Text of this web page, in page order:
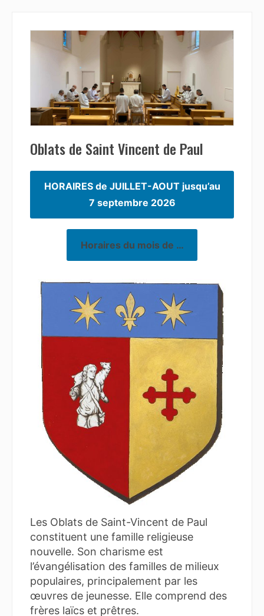
Oblats de Saint Vincent de Paul
HORAIRES de JUILLET-AOUT jusqu’au
7 septembre 2026
Horaires du mois de …
Les Oblats de Saint-Vincent de Paul
constituent une famille religieuse
nouvelle. Son charisme est
l’évangélisation des familles de milieux
populaires, principalement par les
œuvres de jeunesse. Elle comprend des
frères laïcs et prêtres.